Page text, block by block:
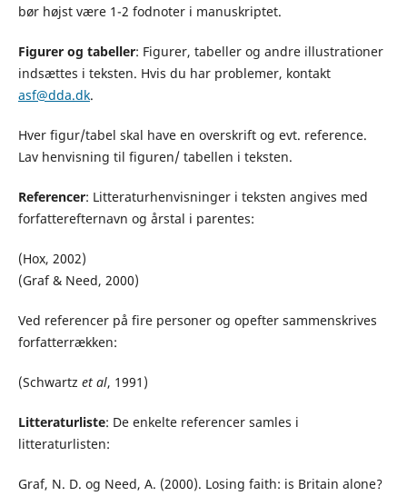
bør højst være 1-2 fodnoter i manuskriptet.
Figurer og tabeller: Figurer, tabeller og andre illustrationer
indsættes i teksten. Hvis du har problemer, kontakt
asf@dda.dk.
Hver figur/tabel skal have en overskrift og evt. reference.
Lav henvisning til figuren/ tabellen i teksten.
Referencer: Litteraturhenvisninger i teksten angives med
forfatterefternavn og årstal i parentes:
(Hox, 2002)
(Graf & Need, 2000)
Ved referencer på fire personer og opefter sammenskrives
forfatterrækken:
(Schwartz et al, 1991)
Litteraturliste: De enkelte referencer samles i
litteraturlisten:
Graf, N. D. og Need, A. (2000). Losing faith: is Britain alone?